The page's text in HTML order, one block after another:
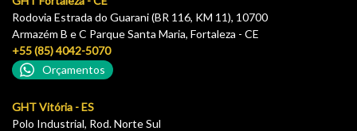
Rodovia Estrada do Guarani (BR 116, KM 11), 10700
Armazém B e C Parque Santa Maria, Fortaleza - CE
+55 (85) 4042-5070
Orçamentos
GHT Vitória - ES
Polo Industrial, Rod. Norte Sul